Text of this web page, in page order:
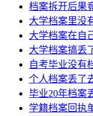
档案拆开后果
大学档案里没
大学档案在自
大学档案搞丢
自考毕业没有
个人档案丢了
毕业20年档案
学籍档案回执